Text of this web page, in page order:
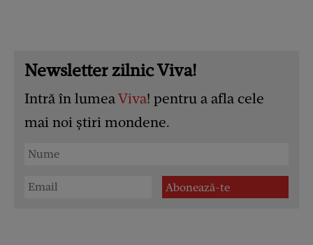
Newsletter zilnic Viva!
Intră în lumeaViva! pentru a afla cele
mai noi știri mondene.